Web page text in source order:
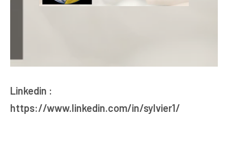
Linkedin :
https://www.linkedin.com/in/sylvier1/